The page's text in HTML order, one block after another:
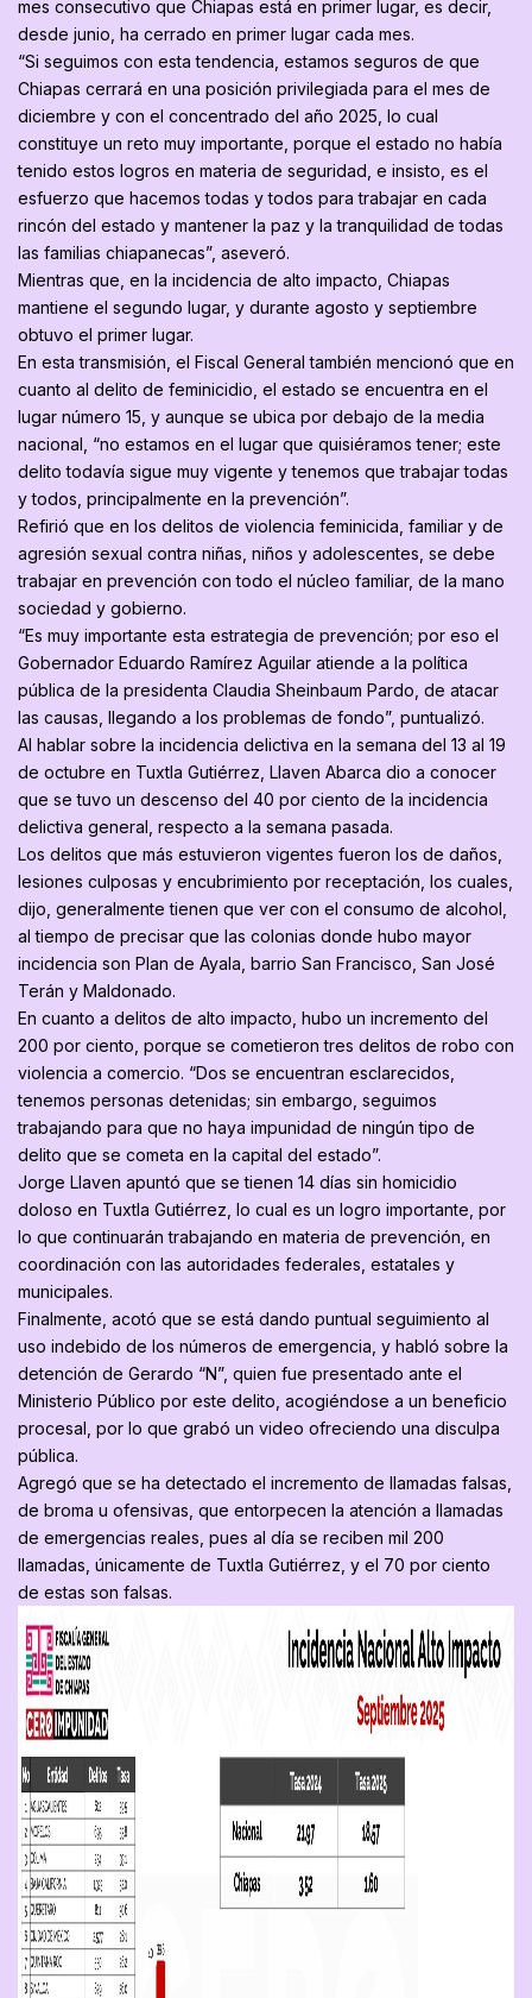
mes consecutivo que Chiapas está en primer lugar, es decir,
desde junio, ha cerrado en primer lugar cada mes.
“Si seguimos con esta tendencia, estamos seguros de que
Chiapas cerrará en una posición privilegiada para el mes de
diciembre y con el concentrado del año 2025, lo cual
constituye un reto muy importante, porque el estado no había
tenido estos logros en materia de seguridad, e insisto, es el
esfuerzo que hacemos todas y todos para trabajar en cada
rincón del estado y mantener la paz y la tranquilidad de todas
las familias chiapanecas”, aseveró.
Mientras que, en la incidencia de alto impacto, Chiapas
mantiene el segundo lugar, y durante agosto y septiembre
obtuvo el primer lugar.
En esta transmisión, el Fiscal General también mencionó que en
cuanto al delito de feminicidio, el estado se encuentra en el
lugar número 15, y aunque se ubica por debajo de la media
nacional, “no estamos en el lugar que quisiéramos tener; este
delito todavía sigue muy vigente y tenemos que trabajar todas
y todos, principalmente en la prevención”.
Refirió que en los delitos de violencia feminicida, familiar y de
agresión sexual contra niñas, niños y adolescentes, se debe
trabajar en prevención con todo el núcleo familiar, de la mano
sociedad y gobierno.
“Es muy importante esta estrategia de prevención; por eso el
Gobernador Eduardo Ramírez Aguilar atiende a la política
pública de la presidenta Claudia Sheinbaum Pardo, de atacar
las causas, llegando a los problemas de fondo”, puntualizó.
Al hablar sobre la incidencia delictiva en la semana del 13 al 19
de octubre en Tuxtla Gutiérrez, Llaven Abarca dio a conocer
que se tuvo un descenso del 40 por ciento de la incidencia
delictiva general, respecto a la semana pasada.
Los delitos que más estuvieron vigentes fueron los de daños,
lesiones culposas y encubrimiento por receptación, los cuales,
dijo, generalmente tienen que ver con el consumo de alcohol,
al tiempo de precisar que las colonias donde hubo mayor
incidencia son Plan de Ayala, barrio San Francisco, San José
Terán y Maldonado.
En cuanto a delitos de alto impacto, hubo un incremento del
200 por ciento, porque se cometieron tres delitos de robo con
violencia a comercio. “Dos se encuentran esclarecidos,
tenemos personas detenidas; sin embargo, seguimos
trabajando para que no haya impunidad de ningún tipo de
delito que se cometa en la capital del estado”.
Jorge Llaven apuntó que se tienen 14 días sin homicidio
doloso en Tuxtla Gutiérrez, lo cual es un logro importante, por
lo que continuarán trabajando en materia de prevención, en
coordinación con las autoridades federales, estatales y
municipales.
Finalmente, acotó que se está dando puntual seguimiento al
uso indebido de los números de emergencia, y habló sobre la
detención de Gerardo “N”, quien fue presentado ante el
Ministerio Público por este delito, acogiéndose a un beneficio
procesal, por lo que grabó un video ofreciendo una disculpa
pública.
Agregó que se ha detectado el incremento de llamadas falsas,
de broma u ofensivas, que entorpecen la atención a llamadas
de emergencias reales, pues al día se reciben mil 200
llamadas, únicamente de Tuxtla Gutiérrez, y el 70 por ciento
de estas son falsas.